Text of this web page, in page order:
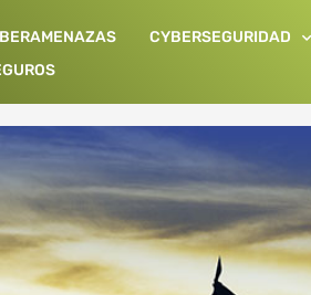
CYBERSEGURIDAD